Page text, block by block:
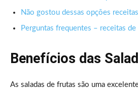
Não gostou dessas opções
Perguntas frequentes – receitas de
Benefícios das
As saladas de frutas são uma